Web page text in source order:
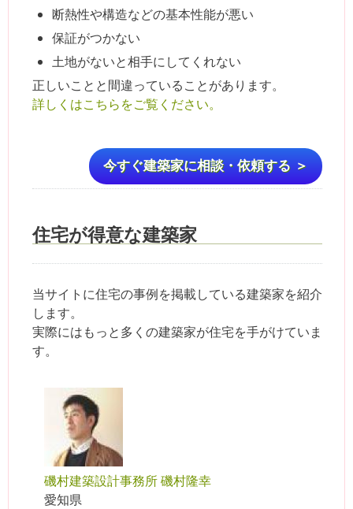
断熱性や構造などの基本性能が悪い
保証がつかない
土地がないと相手にしてくれない
正しいことと間違っていることがあります。
詳しくはこちらをご覧ください。
今すぐ建築家に相談・依頼する ＞
住宅が得意な建築家
当サイトに住宅の事例を掲載している建築家を紹介
します。
実際にはもっと多くの建築家が住宅を手がけていま
す。
磯村建築設計事務所 磯村隆幸
愛知県